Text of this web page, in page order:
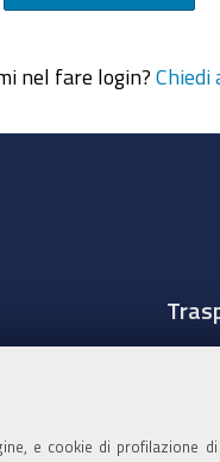
e cookie di profilazione
nel fare login? Chiedi